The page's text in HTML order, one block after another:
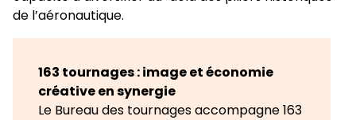
de l’aéronautique.
163 tournages : image et économie
créative en synergie
Le Bureau des tournages accompagne 163